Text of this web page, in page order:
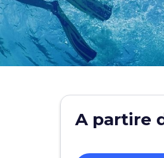
A partire